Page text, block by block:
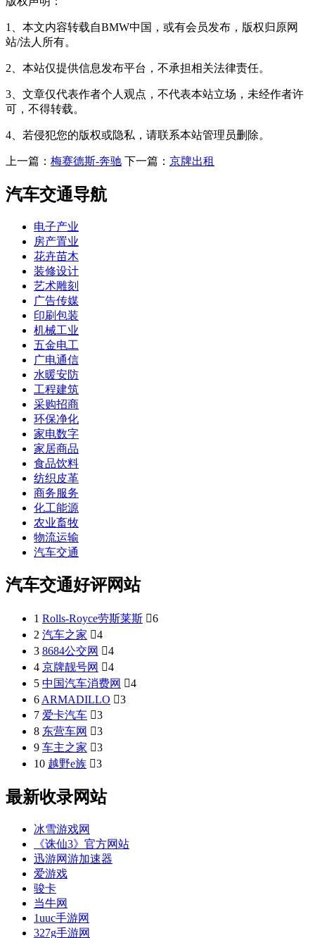
1、本文内容转载自BMW中国，或有会员发布，版权归原网
站/法人所有。
2、本站仅提供信息发布平台，不承担相关法律责任。
3、文章仅代表作者个人观点，不代表本站立场，未经作者许
可，不得转载。
4、若侵犯您的版权或隐私，请联系本站管理员删除。
上一篇： 梅赛德斯-奔驰 下一篇： 京牌出租
汽车交通导航
电子产业
房产置业
花卉苗木
装修设计
艺术雕刻
广告传媒
印刷包装
机械工业
五金电工
广电通信
水暖安防
工程建筑
采购招商
环保净化
家电数字
家居商品
食品饮料
纺织皮革
商务服务
化工能源
农业畜牧
物流运输
汽车交通
汽车交通好评网站
1 Rolls-Royce劳斯莱斯 6
2 汽车之家 4
3 8684公交网 4
4 京牌靓号网 4
5 中国汽车消费网 4
6 ARMADILLO 3
7 爱卡汽车 3
8 东营车网 3
9 车主之家 3
10 越野e族 3
最新收录网站
冰雪游戏网
《诛仙3》官方网站
迅游网游加速器
爱游戏
骏卡
当牛网
1uuc手游网
327g手游网